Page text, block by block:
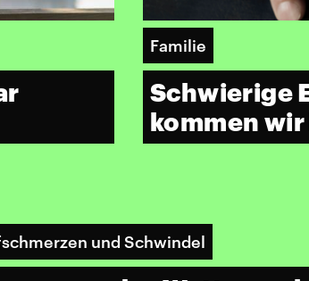
Familie
Schwierige
kommen
und Schwindel